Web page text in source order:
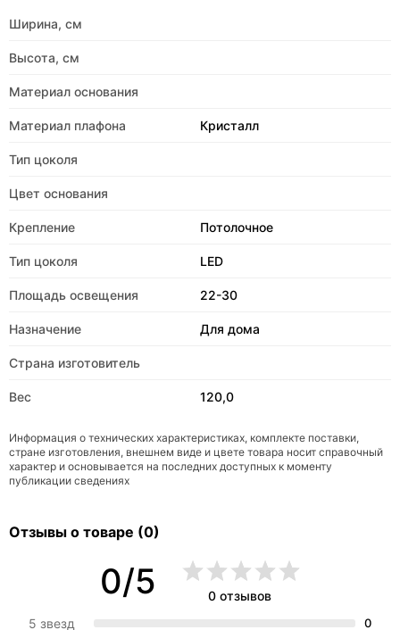
Ширина, см
Высота, см
Материал основания
Материал плафона Кристалл
Тип цоколя
Цвет основания
Крепление Потолочное
Тип цоколя LED
Площадь освещения 22-30
Назначение Для дома
Страна изготовитель
Вес 120,0
Информация о технических характеристиках, комплекте поставки,
стране изготовления, внешнем виде и цвете товара носит справочный
характер и основывается на последних доступных к моменту
публикации сведениях
Отзывы о товаре (0)
0/5
0 отзывов
5 звезд
0